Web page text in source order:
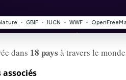
dans 18 pays à travers le
associés